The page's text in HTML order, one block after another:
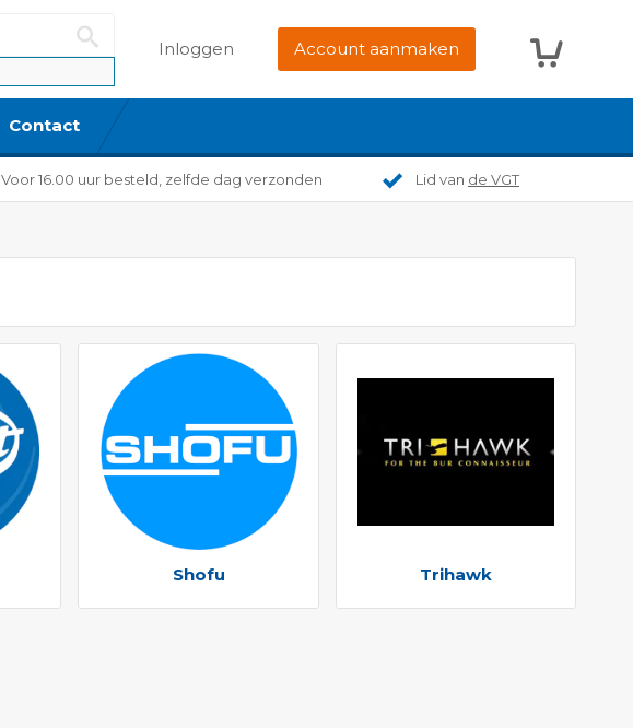
Inloggen Account aanmaken
Contact
Voor 16.00 uur besteld, zelfde dag verzonden Lid van de VGT
Shofu Trihawk